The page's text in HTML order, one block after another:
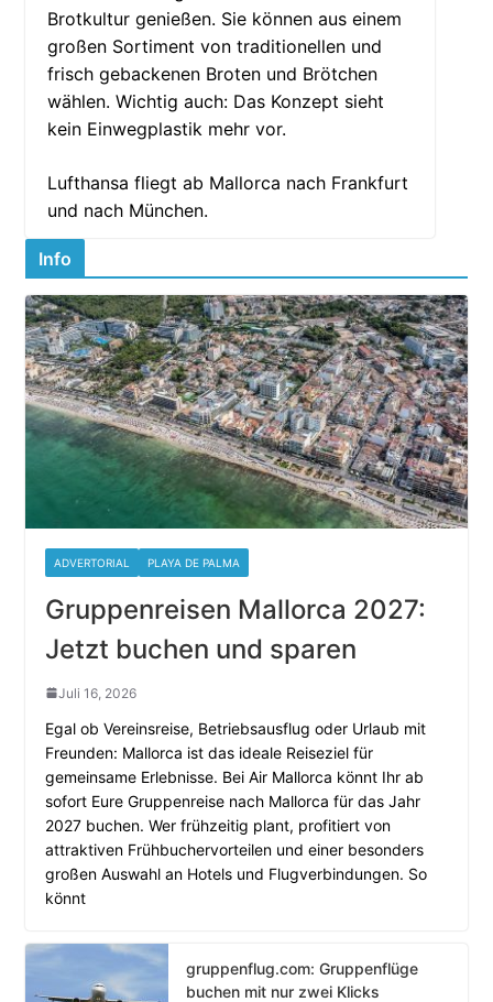
Brotkultur genießen. Sie können aus einem
großen Sortiment von traditionellen und
frisch gebackenen Broten und Brötchen
wählen. Wichtig auch: Das Konzept sieht
kein Einwegplastik mehr vor.
Lufthansa fliegt ab Mallorca nach Frankfurt
und nach München.
Info
ADVERTORIAL PLAYA DE PALMA
Gruppenreisen Mallorca 2027:
Jetzt buchen und sparen
Juli 16, 2026
Egal ob Vereinsreise, Betriebsausflug oder Urlaub mit
Freunden: Mallorca ist das ideale Reiseziel für
gemeinsame Erlebnisse. Bei Air Mallorca könnt Ihr ab
sofort Eure Gruppenreise nach Mallorca für das Jahr
2027 buchen. Wer frühzeitig plant, profitiert von
attraktiven Frühbuchervorteilen und einer besonders
großen Auswahl an Hotels und Flugverbindungen. So
könnt
gruppenflug.com: Gruppenflüge
buchen mit nur zwei Klicks